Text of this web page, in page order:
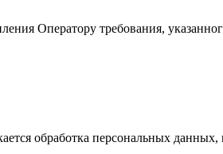
Оператору требования,
обработка персональных данных,